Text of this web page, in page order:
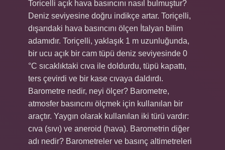
Toricelli açık hava basıncını nasıl bulmuştur?
Deniz seviyesine doğru indikçe artar. Toriçelli,
dışarıdaki hava basıncını ölçen İtalyan bilim
adamıdır. Toriçelli, yaklaşık 1 m uzunluğunda,
bir ucu açık bir cam tüpü deniz seviyesinde 0
°C sıcaklıktaki cıva ile doldurdu, tüpü kapattı,
ters çevirdi ve bir kase cıvaya daldırdı.
Barometre nedir, neyi ölçer? Barometre,
atmosfer basıncını ölçmek için kullanılan bir
araçtır. Yaygın olarak kullanılan iki türü vardır:
cıva (sıvı) ve aneroid (hava). Barometrin diğer
adı nedir? Barometreler ve basınç altimetreleri